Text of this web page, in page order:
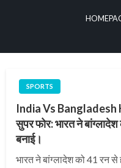
SPORTS
India Vs Bangladesh
सुपर फोर: भारत ने
बनाई।
भारत ने बांग्लादेश को 41 रन